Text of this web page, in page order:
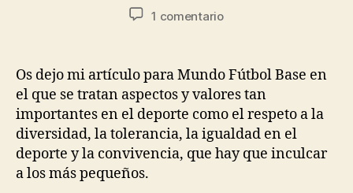
1 comentario
Os dejo mi artículo para Mundo Fútbol Base en
el que se tratan aspectos y valores tan
importantes en el deporte como el respeto a la
diversidad, la tolerancia, la igualdad en el
deporte y la convivencia, que hay que inculcar
a los más pequeños.